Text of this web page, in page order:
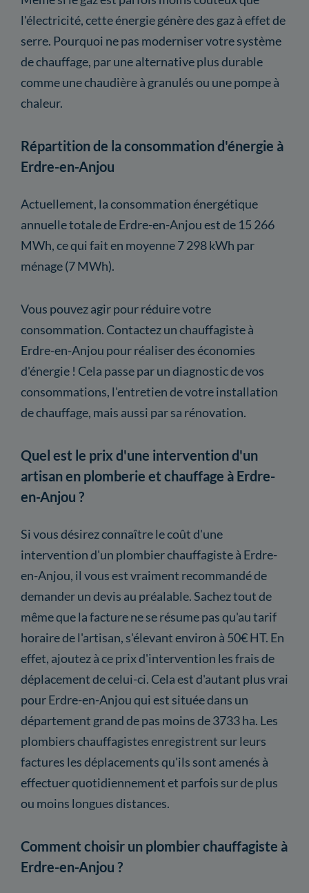
l'électricité, cette énergie génère des gaz à effet de
serre. Pourquoi ne pas moderniser votre système
de chauffage, par une alternative plus durable
comme une chaudière à granulés ou une pompe à
chaleur.
Répartition de la consommation d'énergie à
Erdre-en-Anjou
Actuellement, la consommation énergétique
annuelle totale de Erdre-en-Anjou est de 15 266
MWh, ce qui fait en moyenne 7 298 kWh par
ménage (7 MWh).
Vous pouvez agir pour réduire votre
consommation. Contactez un chauffagiste à
Erdre-en-Anjou pour réaliser des économies
d'énergie ! Cela passe par un diagnostic de vos
consommations, l'entretien de votre installation
de chauffage, mais aussi par sa rénovation.
Quel est le prix d'une intervention d'un
artisan en plomberie et chauffage à Erdre-
en-Anjou ?
Si vous désirez connaître le coût d'une
intervention d'un plombier chauffagiste à Erdre-
en-Anjou, il vous est vraiment recommandé de
demander un devis au préalable. Sachez tout de
même que la facture ne se résume pas qu'au tarif
horaire de l'artisan, s'élevant environ à 50€ HT. En
effet, ajoutez à ce prix d'intervention les frais de
déplacement de celui-ci. Cela est d'autant plus vrai
pour Erdre-en-Anjou qui est située dans un
département grand de pas moins de 3733 ha. Les
plombiers chauffagistes enregistrent sur leurs
factures les déplacements qu'ils sont amenés à
effectuer quotidiennement et parfois sur de plus
ou moins longues distances.
Comment choisir un plombier chauffagiste à
Erdre-en-Anjou ?